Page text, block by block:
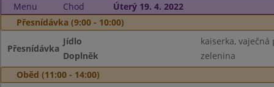
Menu Chod
Úterý 19. 4. 2022
Přesnídávka (9:00 - 10:00)
Přesnídávka
Jídlo
kaiserka,
Doplněk
zelenina
Oběd (11:00 - 14:00)